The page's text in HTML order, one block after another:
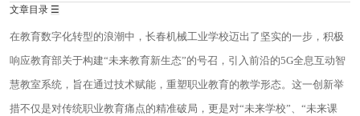
文章目录 ☰
在教育数字化转型的浪潮中，长春机械工业学校迈出了坚实的一步，积极
响应教育部关于构建“未来教育新生态”的号召，引入前沿的5G全息互动智
慧教室系统，旨在通过技术赋能，重塑职业教育的教学形态。这一创新举
措不仅是对传统职业教育痛点的精准破局，更是对“未来学校”、“未来课